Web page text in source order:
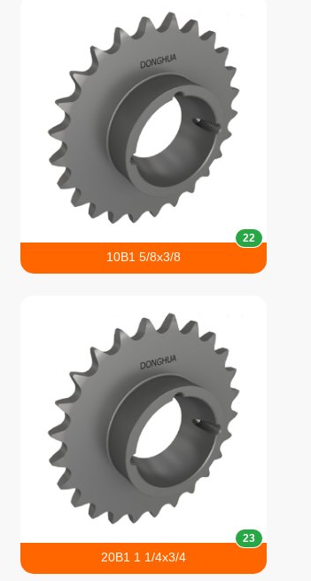
10B1 5/8x3/8
22
20B1 1 1/4x3/4
23